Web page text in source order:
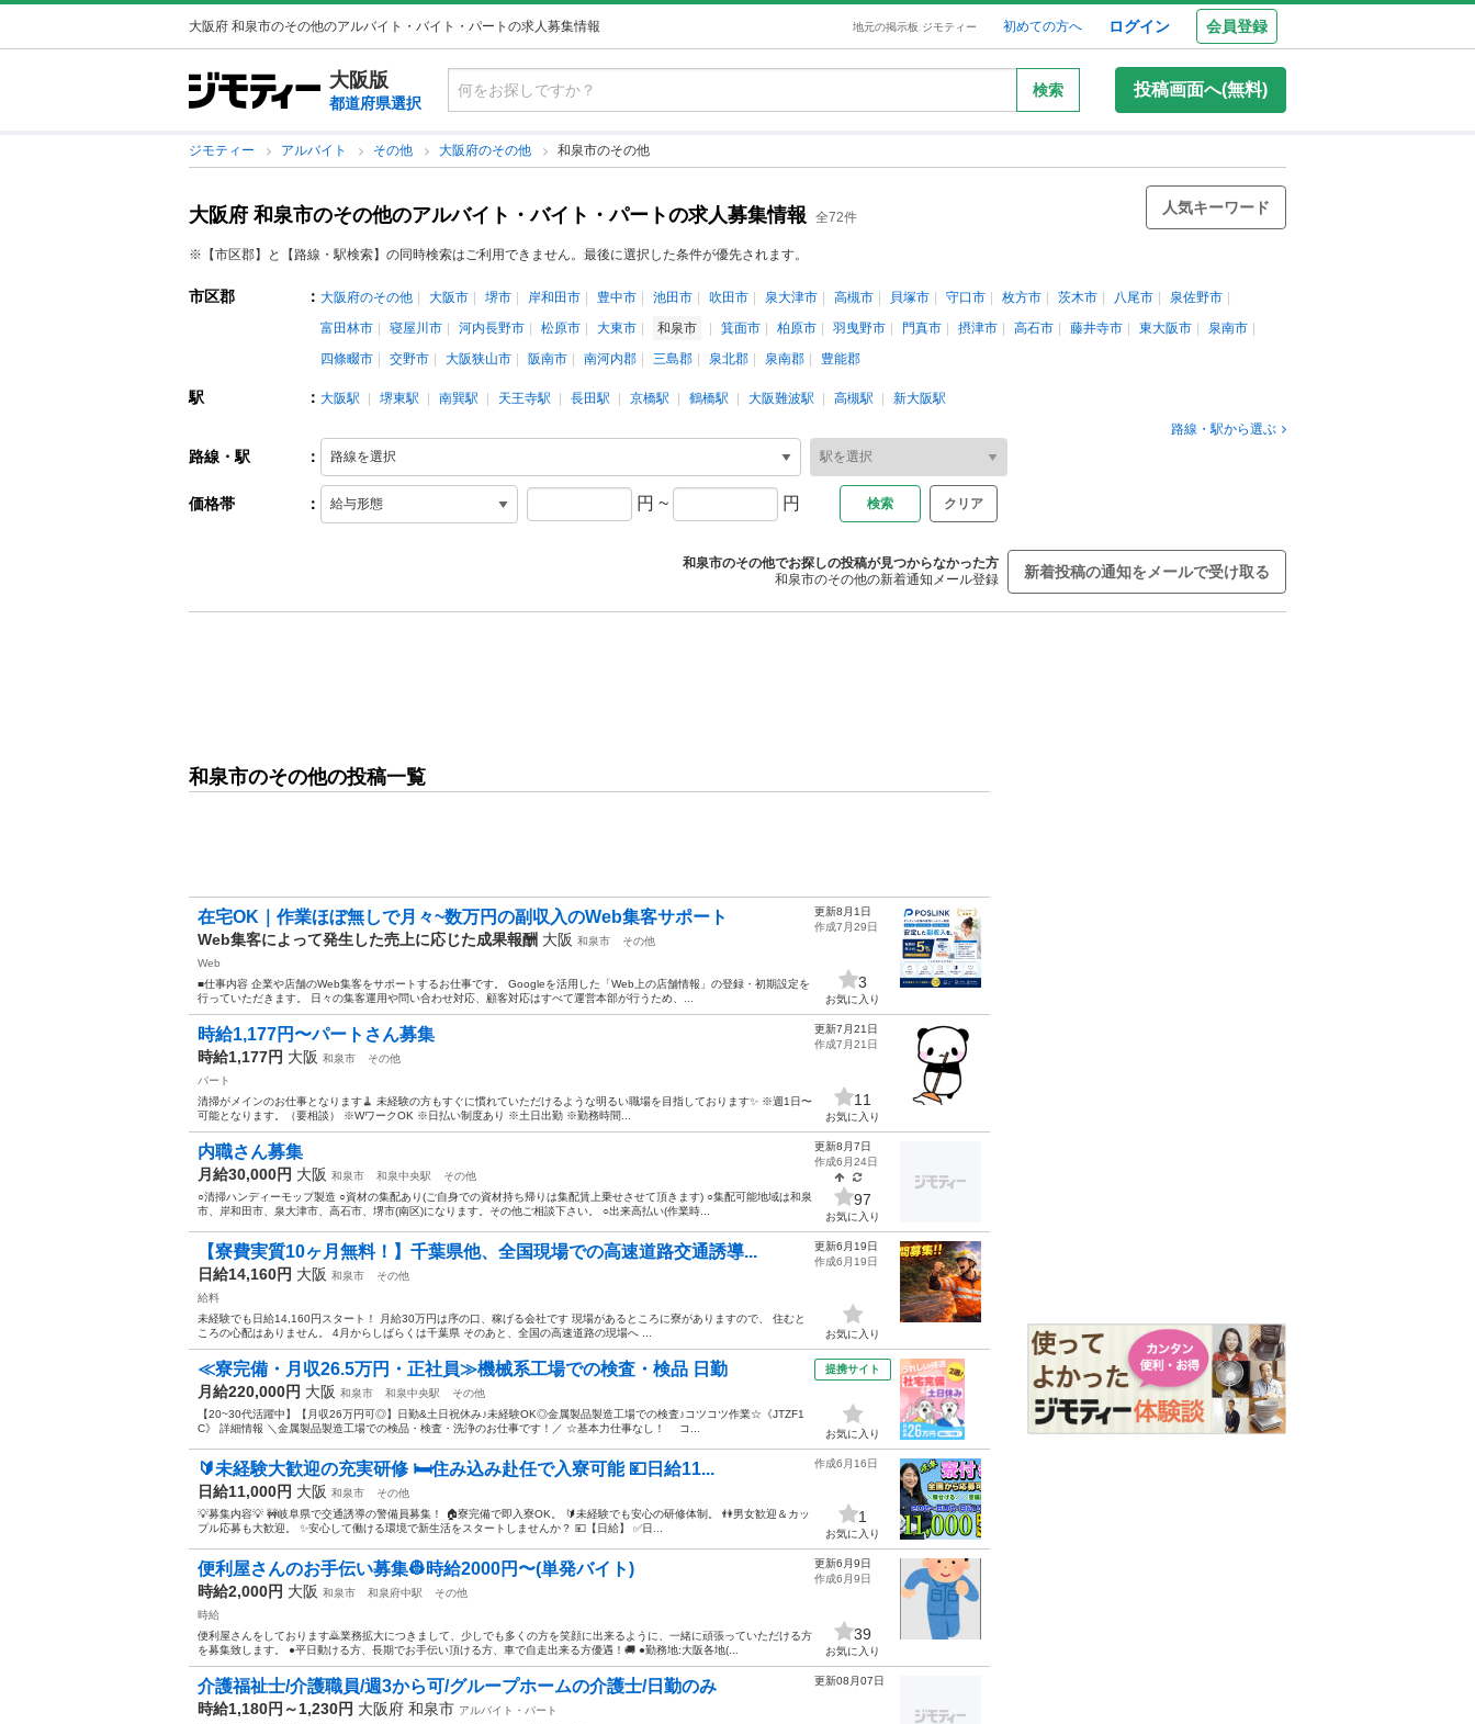
大阪府 和泉市のその他のアルバイト・バイト・パートの求人募集情報 地元の掲示板 ジモティー 初めての方へ ログイン 会員登録
大阪版
都道府県選択
検索 投稿画面へ(無料)
ジモティー アルバイト その他 大阪府のその他 和泉市のその他
大阪府 和泉市のその他のアルバイト・バイト・パートの求人募集情報 全72件
人気キーワード
※【市区郡】と【路線・駅検索】の同時検索はご利用できません。最後に選択した条件が優先されます。
市区郡 ： 大阪府のその他 大阪市 堺市 岸和田市 豊中市 池田市 吹田市 泉大津市 高槻市 貝塚市 守口市 枚方市 茨木市 八尾市
泉佐野市
富田林市
寝屋川市 河内長野市 松原市 大東市 和泉市 箕面市 柏原市 羽曳野市 門真市 摂津市 高石市 藤井寺市 東大阪市
泉南市
四條畷市
交野市 大阪狭山市 阪南市 南河内郡 三島郡 泉北郡 泉南郡 豊能郡
駅 ： 大阪駅 堺東駅 南巽駅 天王寺駅 長田駅 京橋駅 鶴橋駅 大阪難波駅 高槻駅
新大阪駅
路線・駅から選ぶ
路線・駅 ：
価格帯 ： 円 ~ 円 クリア
和泉市のその他でお探しの投稿が見つからなかった方
和泉市のその他の新着通知メール登録
新着投稿の通知をメールで受け取る
和泉市のその他の投稿一覧
在宅OK｜作業ほぼ無しで月々~数万円の副収入のWeb集客サポート
Web集客によって発生した売上に応じた成果報酬 大阪 和泉市
その他
Web
■仕事内容 企業や店舗のWeb集客をサポートするお仕事です。 Googleを活用した「Web上の店舗情報」の登録・初期設定を
行っていただきます。 日々の集客運用や問い合わせ対応、顧客対応はすべて運営本部が行うため、...
更新8月1日
作成7月29日
3
お気に入り
時給1,177円〜パートさん募集
時給1,177円 大阪 和泉市
その他
パート
清掃がメインのお仕事となります🧹 未経験の方もすぐに慣れていただけるような明るい職場を目指しております✨ ※週1日〜
可能となります。（要相談） ※WワークOK ※日払い制度あり ※土日出勤 ※勤務時間...
更新7月21日
作成7月21日
11
お気に入り
内職さん募集
月給30,000円 大阪 和泉市 和泉中央駅
その他
○清掃ハンディーモップ製造 ○資材の集配あり(ご自身での資材持ち帰りは集配賃上乗せさせて頂きます) ○集配可能地域は和泉
市、岸和田市、泉大津市、高石市、堺市(南区)になります。その他ご相談下さい。 ○出来高払い(作業時...
更新8月7日
作成6月24日
97
お気に入り
【寮費実質10ヶ月無料！】千葉県他、全国現場での高速道路交通誘導...
日給14,160円 大阪 和泉市
その他
給料
未経験でも日給14,160円スタート！ 月給30万円は序の口、稼げる会社です 現場があるところに寮がありますので、 住むと
ころの心配はありません。 4月からしばらくは千葉県 そのあと、全国の高速道路の現場へ ...
更新6月19日
作成6月19日
お気に入り
≪寮完備・月収26.5万円・正社員≫機械系工場での検査・検品 日勤
月給220,000円 大阪 和泉市 和泉中央駅
その他
【20~30代活躍中】【月収26万円可◎】日勤&土日祝休み♪未経験OK◎金属製品製造工場での検査♪コツコツ作業☆《JTZF1
C》 詳細情報 ＼金属製品製造工場での検品・検査・洗浄のお仕事です！／ ☆基本力仕事なし！ コ...
提携サイト
お気に入り
🔰未経験大歓迎の充実研修 🛏️住み込み赴任で入寮可能 💴日給11...
日給11,000円 大阪 和泉市
その他
💡募集内容💡 🚧岐阜県で交通誘導の警備員募集！ 🏠寮完備で即入寮OK。 🔰未経験でも安心の研修体制。 👫男女歓迎＆カッ
プル応募も大歓迎。 ✨安心して働ける環境で新生活をスタートしませんか？ 💴【日給】 ✅日...
作成6月16日
1
お気に入り
便利屋さんのお手伝い募集👷時給2000円〜(単発バイト)
時給2,000円 大阪 和泉市 和泉府中駅
その他
時給
便利屋さんをしております🙇業務拡大につきまして、少しでも多くの方を笑顔に出来るように、一緒に頑張っていただける方
を募集致します。 ●平日動ける方、長期でお手伝い頂ける方、車で自走出来る方優遇！🚚 ●勤務地:大阪各地(...
更新6月9日
作成6月9日
39
お気に入り
介護福祉士/介護職員/週3から可/グループホームの介護士/日勤のみ
時給1,180円～1,230円 大阪府 和泉市 アルバイト・パート
更新08月07日